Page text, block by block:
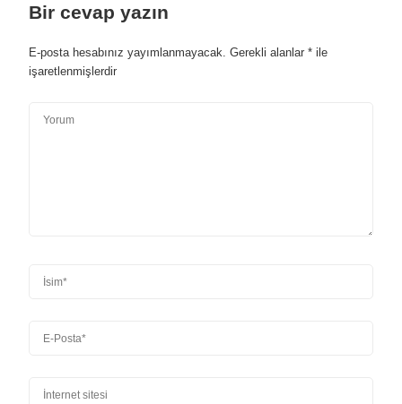
Bir cevap yazın
E-posta hesabınız yayımlanmayacak. Gerekli alanlar * ile
işaretlenmişlerdir